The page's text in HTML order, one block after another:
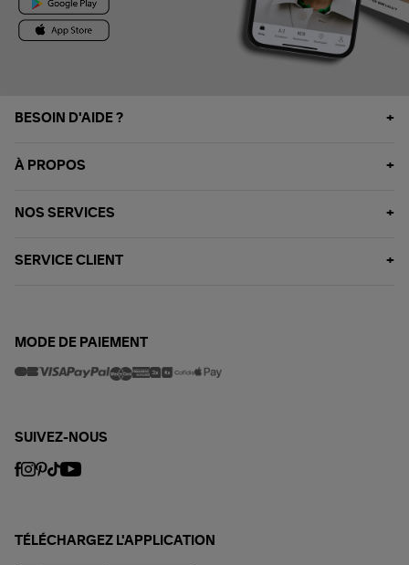
BESOIN D'AIDE ?
À PROPOS
NOS SERVICES
SERVICE CLIENT
MODE DE PAIEMENT
SUIVEZ-NOUS
TÉLÉCHARGEZ L'APPLICATION